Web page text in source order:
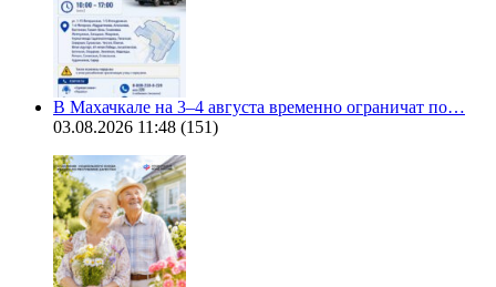
В Махачкале на 3–4 августа временно ограничат по…
03.08.2026 11:48 (151)